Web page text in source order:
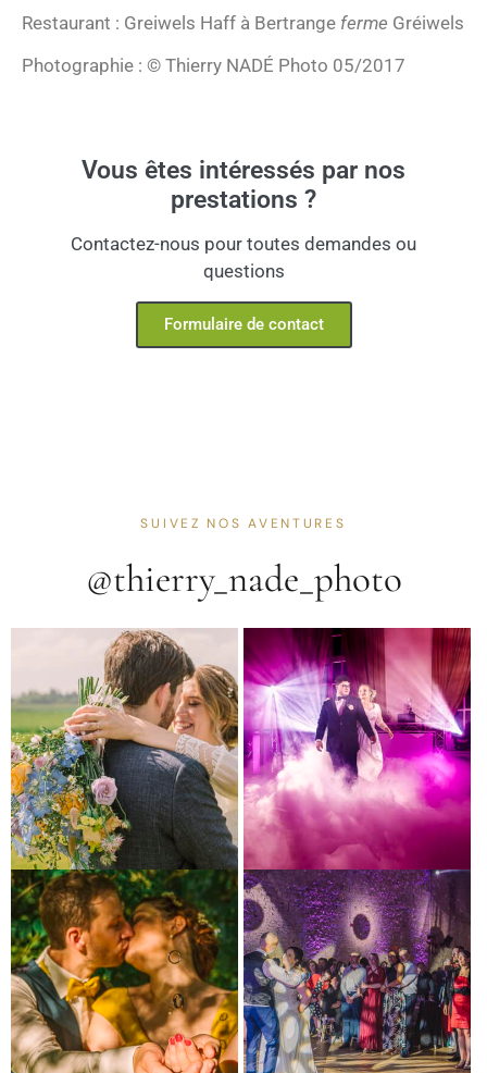
Restaurant : Greiwels Haff à Bertrange ferme Gréiwels
Photographie : © Thierry NADÉ Photo 05/2017
Vous êtes intéressés par nos
prestations ?
Contactez-nous pour toutes demandes ou
questions
Formulaire de contact
SUIVEZ NOS AVENTURES
@thierry_nade_photo